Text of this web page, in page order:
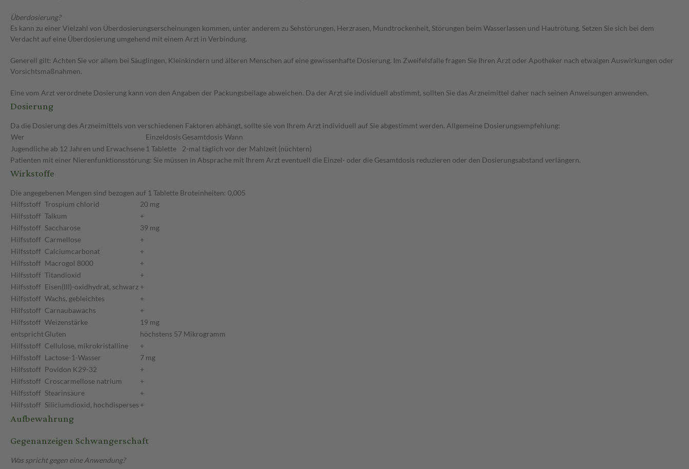
Überdosierung?
Es kann zu einer Vielzahl von Überdosierungserscheinungen kommen, unter anderem zu Sehstörungen, Herzrasen, Mundtrockenheit, Störungen beim Wasserlassen und Hautrötung. Setzen Sie sich bei dem
Verdacht auf eine Überdosierung umgehend mit einem Arzt in Verbindung.
Generell gilt: Achten Sie vor allem bei Säuglingen, Kleinkindern und älteren Menschen auf eine gewissenhafte Dosierung. Im Zweifelsfalle fragen Sie Ihren Arzt oder Apotheker nach etwaigen Auswirkungen oder
Vorsichtsmaßnahmen.
Eine vom Arzt verordnete Dosierung kann von den Angaben der Packungsbeilage abweichen. Da der Arzt sie individuell abstimmt, sollten Sie das Arzneimittel daher nach seinen Anweisungen anwenden.
Dosierung
Da die Dosierung des Arzneimittels von verschiedenen Faktoren abhängt, sollte sie von Ihrem Arzt individuell auf Sie abgestimmt werden. Allgemeine Dosierungsempfehlung:
Wer
Einzeldosis Gesamtdosis Wann
Jugendliche ab 12 Jahren und Erwachsene 1 Tablette 2-mal täglichvor der Mahlzeit (nüchtern)
Patienten mit einer Nierenfunktionsstörung: Sie müssen in Absprache mit Ihrem Arzt eventuell die Einzel- oder die Gesamtdosis reduzieren oder den Dosierungsabstand verlängern.
Wirkstoffe
Die angegebenen Mengen sind bezogen auf 1 Tablette Broteinheiten: 0,005
Hilfsstoff Trospium chlorid
20 mg
Hilfsstoff Talkum
+
Hilfsstoff Saccharose
39 mg
Hilfsstoff Carmellose
+
Hilfsstoff Calciumcarbonat
+
Hilfsstoff Macrogol 8000
+
Hilfsstoff Titandioxid
+
Hilfsstoff Eisen(III)-oxidhydrat, schwarz +
Hilfsstoff Wachs, gebleichtes
+
Hilfsstoff Carnaubawachs
+
Hilfsstoff Weizenstärke
19 mg
entsprichtGluten
höchstens 57 Mikrogramm
Hilfsstoff Cellulose, mikrokristalline
+
Hilfsstoff Lactose-1-Wasser
7 mg
Hilfsstoff Povidon K29-32
+
Hilfsstoff Croscarmellose natrium
+
Hilfsstoff Stearinsäure
+
Hilfsstoff Siliciumdioxid, hochdisperses +
Aufbewahrung
Gegenanzeigen Schwangerschaft
Was spricht gegen eine Anwendung?